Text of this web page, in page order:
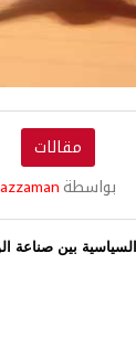
مقالات
بواسطة azzaman
بين صناعة